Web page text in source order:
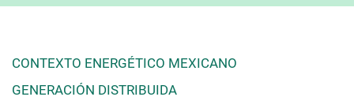
CONTEXTO ENERGÉTICO MEXICANO
GENERACIÓN DISTRIBUIDA